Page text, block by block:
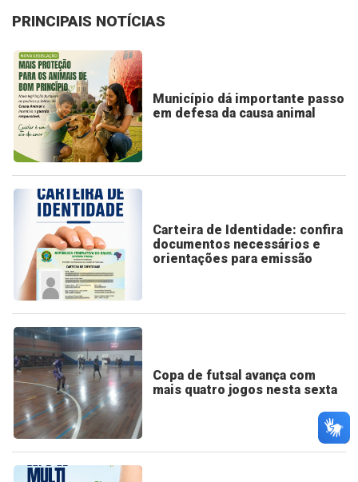
PRINCIPAIS NOTÍCIAS
Município dá importante passo
em defesa da causa animal
Carteira de Identidade: confira
documentos necessários e
orientações para emissão
Copa de futsal avança com
mais quatro jogos nesta sexta